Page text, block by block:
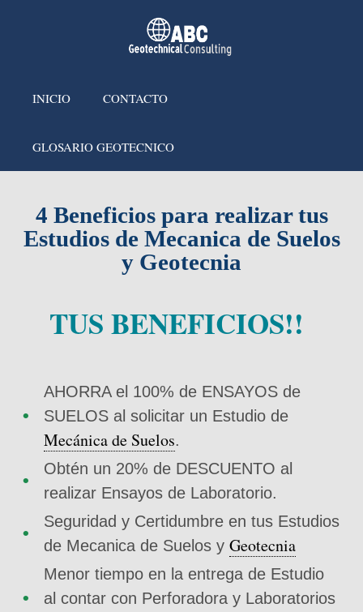
INICIO CONTACTO
GLOSARIO GEOTECNICO
4 Beneficios para realizar tus
Estudios de Mecanica de Suelos
y Geotecnia
TUS BENEFICIOS!!
AHORRA el 100% de ENSAYOS de
SUELOS al solicitar un Estudio de
Mecánica de Suelos.
Obtén un 20% de DESCUENTO al
realizar Ensayos de Laboratorio.
Seguridad y Certidumbre en tus Estudios
de Mecanica de Suelos yGeotecnia
Menor tiempo en la entrega de Estudio
al contar con Perforadora y Laboratorios